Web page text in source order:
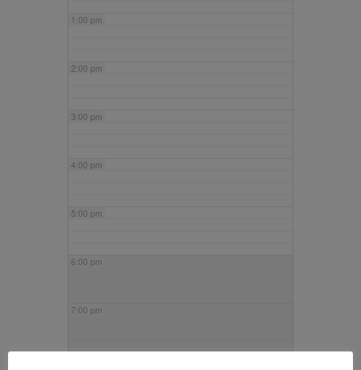
1:00 pm
2:00 pm
3:00 pm
4:00 pm
5:00 pm
6:00 pm
7:00 pm